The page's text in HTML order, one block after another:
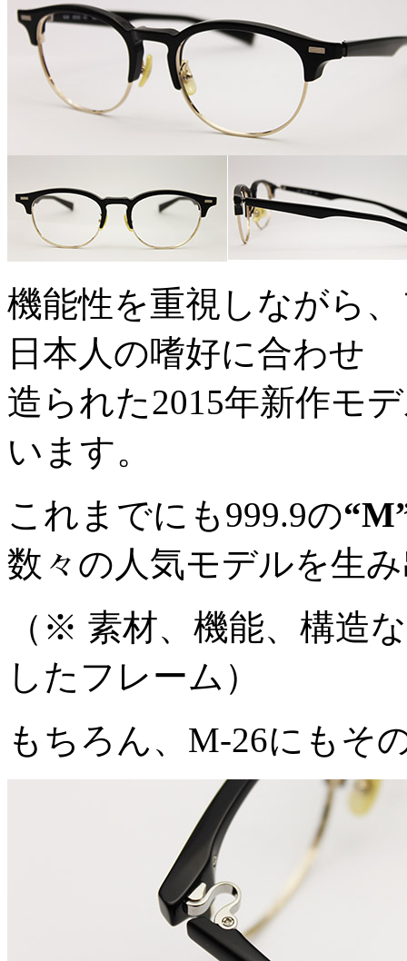
機能性を重視しながら
日本人の嗜好に合わせ
造られた2015年新作モ
います。
これまでにも999.9の
数々の人気モデルを生
（※ 素材、機能、構造
したフレーム）
もちろん、M-26にもそ